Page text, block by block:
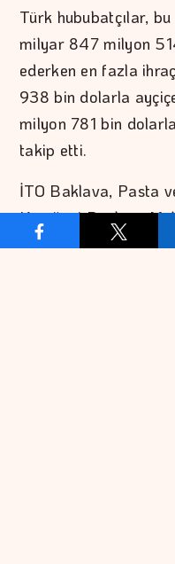
Türk hububatçılar,
milyar 847 milyon
ederken en fazla
938 bin dolarla
milyon 781 bin
takip etti.
İTO Baklava, Pasta
Komitesi Başkanı
üreticilerin başarısı